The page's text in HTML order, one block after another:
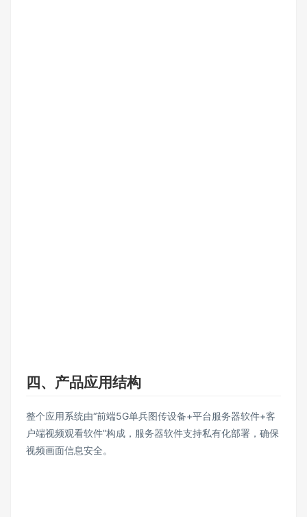
四、产品应用结构
整个应用系统由“前端5G单兵图传设备+平台服务器软件+客
户端视频观看软件”构成，服务器软件支持私有化部署，确保
视频画面信息安全。